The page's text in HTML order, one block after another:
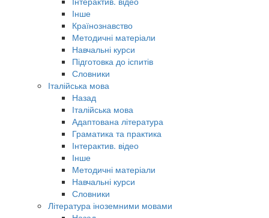
Інше
Країнознавство
Методичні матеріали
Навчальні курси
Підготовка до іспитів
Словники
Італійська мова
Назад
Італійська мова
Адаптована література
Граматика та практика
Інтерактив. відео
Інше
Методичні матеріали
Навчальні курси
Словники
Література іноземними мовами